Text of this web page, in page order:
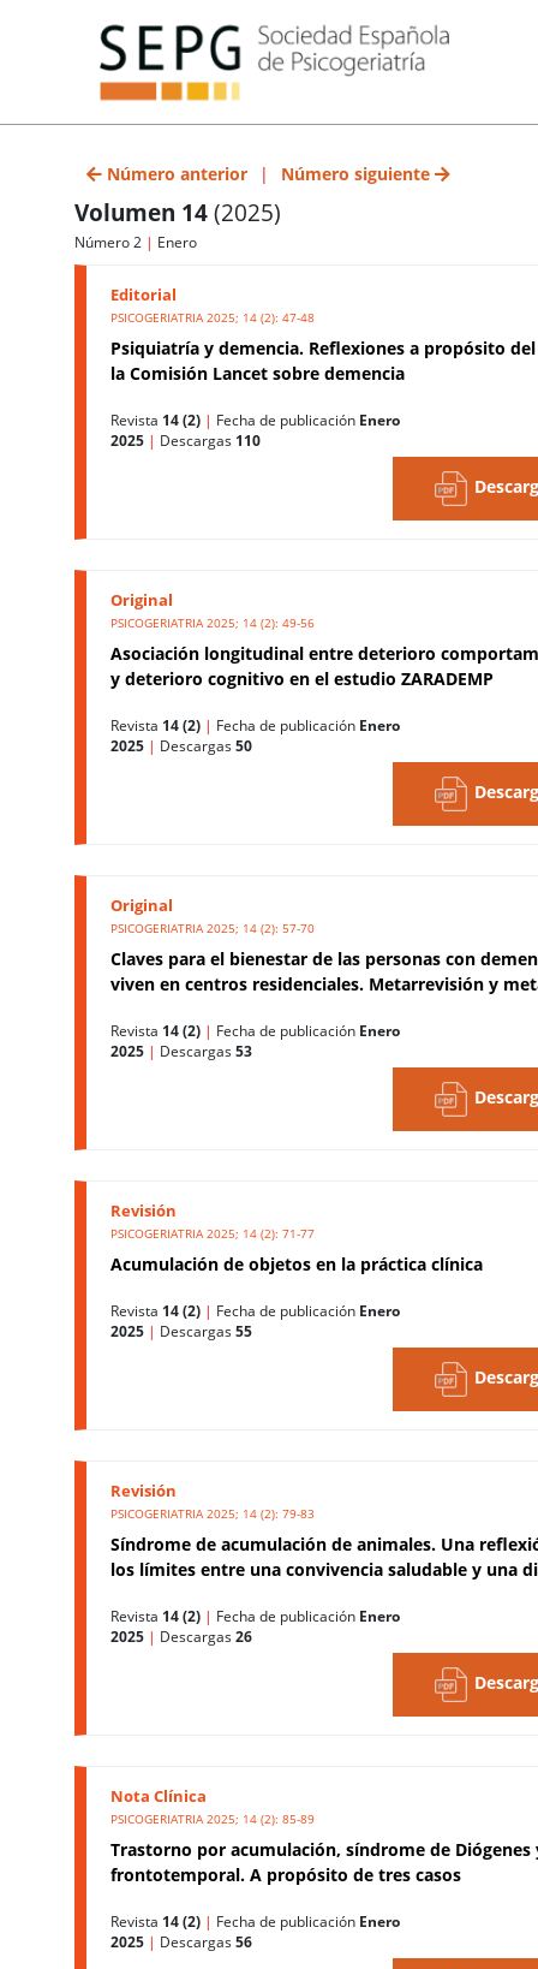
Número siguiente
|
Número anterior
Volumen 14(2025)
Número 2 | Enero
Editorial
PSICOGERIATRIA 2025; 14 (2): 47-48
Psiquiatría y demencia. Reflexiones a propósito
la Comisión Lancet sobre demencia
Revista 14 (2) | Fecha de publicación Enero
2025 | Descargas 110
Original
PSICOGERIATRIA 2025; 14 (2): 49-56
Asociación longitudinal entre deterioro
y deterioro cognitivo en el estudio ZARADEMP
Revista 14 (2) | Fecha de publicación Enero
2025 | Descargas 50
Original
PSICOGERIATRIA 2025; 14 (2): 57-70
Claves para el bienestar de las personas con
viven en centros residenciales. Metarrevisión y
Revista 14 (2) | Fecha de publicación Enero
2025 | Descargas 53
Revisión
PSICOGERIATRIA 2025; 14 (2): 71-77
Acumulación de objetos en la práctica clínica
Revista 14 (2) | Fecha de publicación Enero
2025 | Descargas 55
Revisión
PSICOGERIATRIA 2025; 14 (2): 79-83
Síndrome de acumulación de animales. Una
los límites entre una convivencia saludable y una
Revista 14 (2) | Fecha de publicación Enero
2025 | Descargas 26
Nota Clínica
PSICOGERIATRIA 2025; 14 (2): 85-89
Trastorno por acumulación, síndrome de Diógenes
frontotemporal. A propósito de tres casos
Revista 14 (2) | Fecha de publicación Enero
2025 | Descargas 56